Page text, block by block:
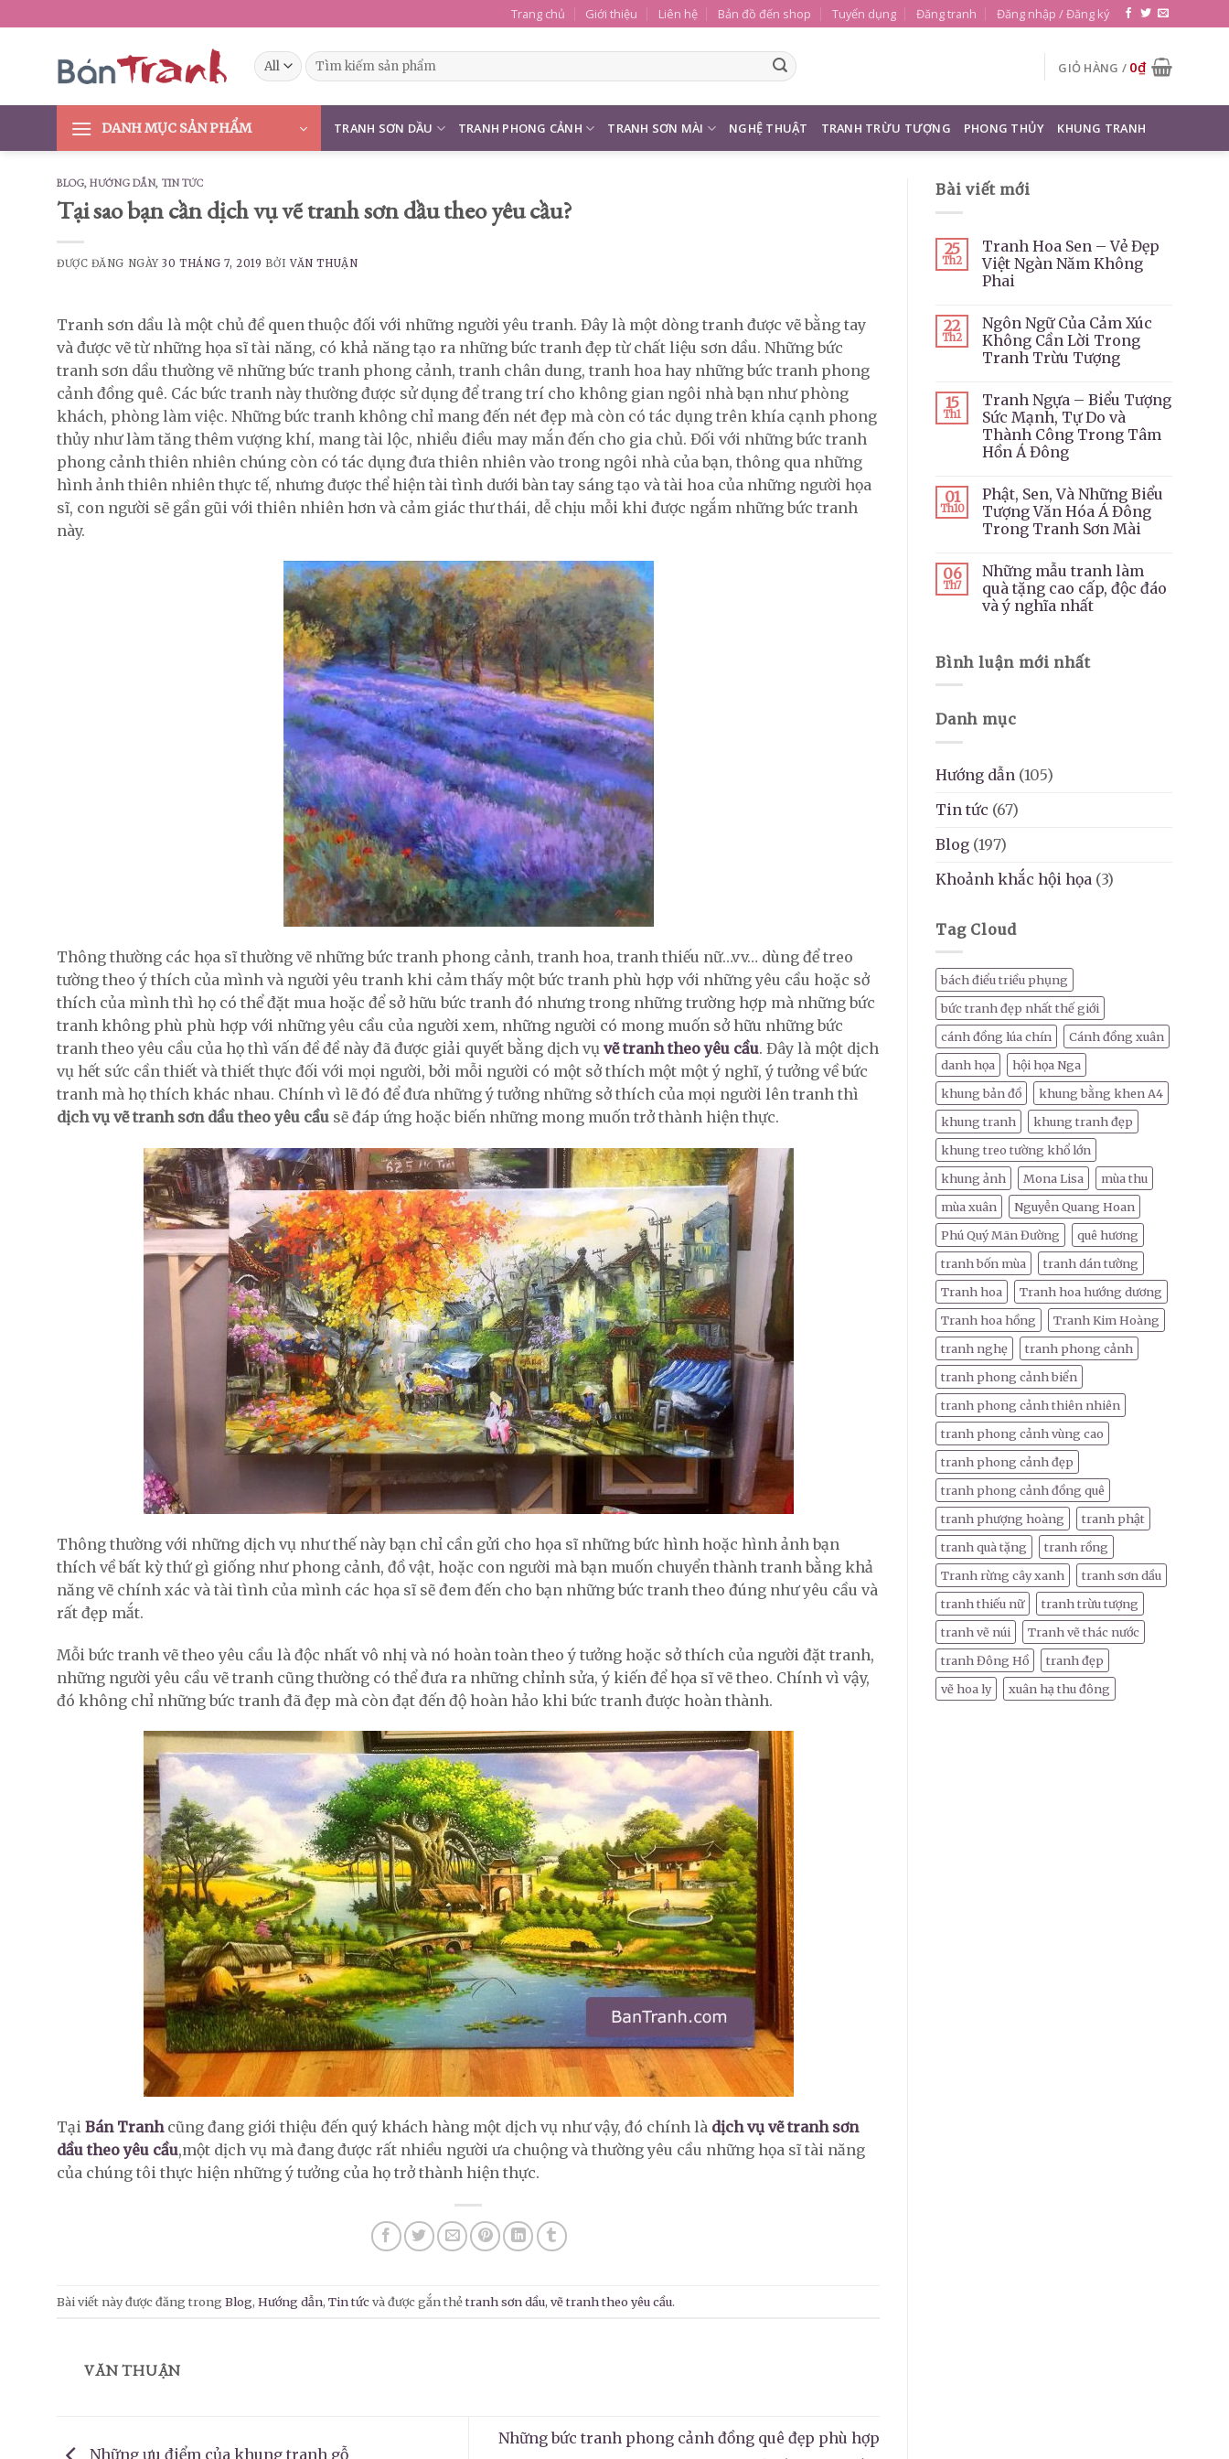
to
Trang chủ Giới thiệu Liên hệ Bản đồ đến shop Tuyển dụng Đăng tranh Đăng nhập / Đăng ký
Tìm
kiếm:
GIỎ HÀNG / 0₫
DANH MỤC SẢN PHẨM TRANH SƠN DẦU TRANH PHONG CẢNH TRANH SƠN MÀI NGHỆ THUẬT TRANH TRỪU TƯỢNG PHONG THỦY KHUNG TRANH
BLOG,HƯỚNG DẪN, TIN TỨC
Tại sao bạn cần dịch vụ vẽ tranh sơn dầu theo yêu cầu?
ĐƯỢC ĐĂNG NGÀY30 THÁNG 7, 2019 BỞIVĂN THUẬN
Tranh sơn dầu là một chủ đề quen thuộc đối với những người yêu tranh. Đây là một dòng tranh được vẽ bằng tay
và được vẽ từ những họa sĩ tài năng, có khả năng tạo ra những bức tranh đẹp từ chất liệu sơn dầu. Những bức
tranh sơn dầu thường vẽ những bức tranh phong cảnh, tranh chân dung, tranh hoa hay những bức tranh phong
cảnh đồng quê. Các bức tranh này thường được sử dụng để trang trí cho không gian ngôi nhà bạn như phòng
khách, phòng làm việc. Những bức tranh không chỉ mang đến nét đẹp mà còn có tác dụng trên khía cạnh phong
thủy như làm tăng thêm vượng khí, mang tài lộc, nhiều điều may mắn đến cho gia chủ. Đối với những bức tranh
phong cảnh thiên nhiên chúng còn có tác dụng đưa thiên nhiên vào trong ngôi nhà của bạn, thông qua những
hình ảnh thiên nhiên thực tế, nhưng được thể hiện tài tình dưới bàn tay sáng tạo và tài hoa của những người họa
sĩ, con người sẽ gần gũi với thiên nhiên hơn và cảm giác thư thái, dễ chịu mỗi khi được ngắm những bức tranh
này.
Thông thường các họa sĩ thường vẽ những bức tranh phong cảnh, tranh hoa, tranh thiếu nữ…vv… dùng để treo
tường theo ý thích của mình và người yêu tranh khi cảm thấy một bức tranh phù hợp với những yêu cầu hoặc sở
thích của mình thì họ có thể đặt mua hoặc để sở hữu bức tranh đó nhưng trong những trường hợp mà những bức
tranh không phù phù hợp với những yêu cầu của người xem, những người có mong muốn sở hữu những bức
tranh theo yêu cầu của họ thì vấn đề đề này đã được giải quyết bằng dịch vụ vẽ tranh theo yêu cầu. Đây là một dịch
vụ hết sức cần thiết và thiết thực đối với mọi người, bởi mỗi người có một sở thích một một ý nghĩ, ý tưởng về bức
tranh mà họ thích khác nhau. Chính vì lẽ đó để đưa những ý tưởng những sở thích của mọi người lên tranh thì
dịch vụ vẽ tranh sơn dầu theo yêu cầu sẽ đáp ứng hoặc biến những mong muốn trở thành hiện thực.
Thông thường với những dịch vụ như thế này bạn chỉ cần gửi cho họa sĩ những bức hình hoặc hình ảnh bạn
thích về bất kỳ thứ gì giống như phong cảnh, đồ vật, hoặc con người mà bạn muốn chuyển thành tranh bằng khả
năng vẽ chính xác và tài tình của mình các họa sĩ sẽ đem đến cho bạn những bức tranh theo đúng như yêu cầu và
rất đẹp mắt.
Mỗi bức tranh vẽ theo yêu cầu là độc nhất vô nhị và nó hoàn toàn theo ý tưởng hoặc sở thích của người đặt tranh,
những người yêu cầu vẽ tranh cũng thường có thể đưa ra những chỉnh sửa, ý kiến để họa sĩ vẽ theo. Chính vì vậy,
đó không chỉ những bức tranh đã đẹp mà còn đạt đến độ hoàn hảo khi bức tranh được hoàn thành.
Tại Bán Tranhcũng đang giới thiệu đến quý khách hàng một dịch vụ như vậy, đó chính là dịch vụ vẽ tranh sơn
dầu theo yêu cầu,một dịch vụ mà đang được rất nhiều người ưa chuộng và thường yêu cầu những họa sĩ tài năng
của chúng tôi thực hiện những ý tưởng của họ trở thành hiện thực.
Bài viết này được đăng trong Blog, Hướng dẫn, Tin tứcvà được gắn thẻtranh sơn dầu, vẽ tranh theo yêu cầu.
VĂN THUẬN
Những ưu điểm của khung tranh gỗ
Những bức tranh phong cảnh đồng quê đẹp phù hợp
Bài viết mới
25
Th2
Tranh Hoa Sen – Vẻ Đẹp
Việt Ngàn Năm Không
Phai
22
Th2
Ngôn Ngữ Của Cảm Xúc
Không Cần Lời Trong
Tranh Trừu Tượng
15
Th1
Tranh Ngựa – Biểu Tượng
Sức Mạnh, Tự Do và
Thành Công Trong Tâm
Hồn Á Đông
01
Th10
Phật, Sen, Và Những Biểu
Tượng Văn Hóa Á Đông
Trong Tranh Sơn Mài
06
Th7
Những mẫu tranh làm
quà tặng cao cấp, độc đáo
và ý nghĩa nhất
Bình luận mới nhất
Danh mục
Hướng dẫn (105)
Tin tức (67)
Blog (197)
Khoảnh khắc hội họa (3)
Tag Cloud
bách điểu triều phụng
bức tranh đẹp nhất thế giới
cánh đồng lúa chín
Cánh đồng xuân
danh họa
hội họa Nga
khung bản đồ
khung bằng khen A4
khung tranh
khung tranh đẹp
khung treo tường khổ lớn
khung ảnh
Mona Lisa
mùa thu
mùa xuân
Nguyễn Quang Hoan
Phú Quý Mãn Đường
quê hương
tranh bốn mùa
tranh dán tường
Tranh hoa
Tranh hoa hướng dương
Tranh hoa hồng
Tranh Kim Hoàng
tranh nghẹ
tranh phong cảnh
tranh phong cảnh biển
tranh phong cảnh thiên nhiên
tranh phong cảnh vùng cao
tranh phong cảnh đẹp
tranh phong cảnh đồng quê
tranh phượng hoàng
tranh phật
tranh quà tặng
tranh rồng
Tranh rừng cây xanh
tranh sơn dầu
tranh thiếu nữ
tranh trừu tượng
tranh vẽ núi
Tranh vẽ thác nước
tranh Đông Hồ
tranh đẹp
vẽ hoa ly
xuân hạ thu đông